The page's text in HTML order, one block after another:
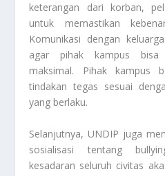
keterangan dari korban,
untuk memastikan
Komunikasi dengan
agar pihak kampus bisa
maksimal. Pihak kampus
tindakan tegas sesuai
yang berlaku.
Selanjutnya, UNDIP juga
sosialisasi tentang
kesadaran seluruh civitas